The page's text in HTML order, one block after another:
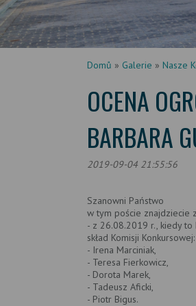
Domů » Galerie » Nasze
OCENA
BARBARA
2019-09-04 21:55:56
Szanowni Państwo
w tym poście znajdziecie
- z 26.08.2019 r., kiedy to
skład Komisji Konkursowej:
- Irena Marciniak,
- Teresa Fierkowicz,
- Dorota Marek,
- Tadeusz Aficki,
- Piotr Bigus.